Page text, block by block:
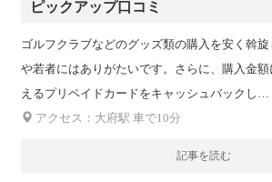
ピックアップ口コミ
ゴルフクラブなどのグッズ類の購入を安く斡
や若者にはありがたいです。さらに、購入金
えるプリペイドカードをキャッシュバックし…
アクセス：大府駅 車で10分
記事を読む